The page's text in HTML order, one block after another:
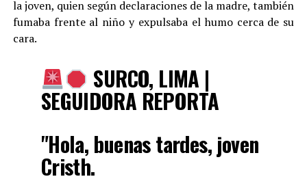
la joven, quien según declaraciones de la madre, también
fumaba frente al niño y expulsaba el humo cerca de su
cara.
SURCO, LIMA |
SEGUIDORA REPORTA
"Hola, buenas tardes, joven
Cristh.